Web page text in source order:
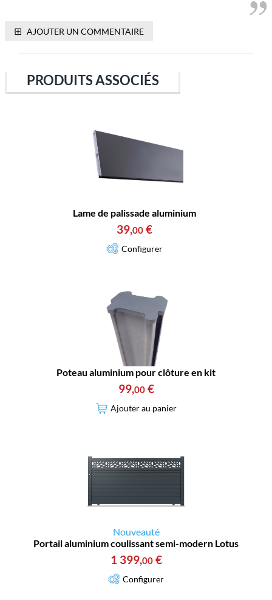
⊞ AJOUTER UN COMMENTAIRE
PRODUITS ASSOCIÉS
Lame de palissade aluminium
39,00 €
Configurer
Poteau aluminium pour clôture en kit
99,00 €
Ajouter au panier
Nouveauté
Portail aluminium coulissant semi-modern Lotus
1 399,00 €
Configurer